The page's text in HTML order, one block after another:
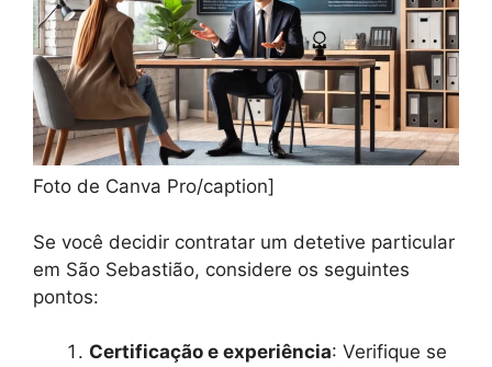
Foto de Canva Pro/caption]
Se você decidir contratar um detetive particular
em São Sebastião, considere os seguintes
pontos:
Certificação e experiência: Verifique se